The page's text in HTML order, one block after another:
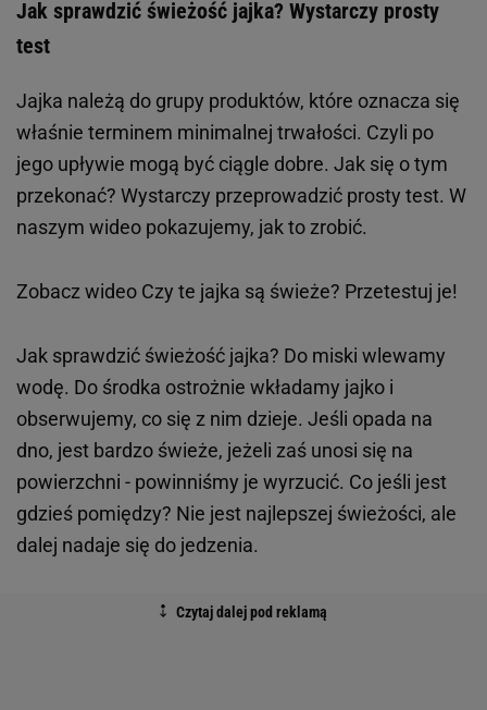
Jak sprawdzić świeżość jajka? Wystarczy prosty
test
Jajka należą do grupy produktów, które oznacza się
właśnie terminem minimalnej trwałości. Czyli po
jego upływie mogą być ciągle dobre. Jak się o tym
przekonać? Wystarczy przeprowadzić prosty test. W
naszym wideo pokazujemy, jak to zrobić.
Zobacz wideo Czy te jajka są świeże? Przetestuj je!
Jak sprawdzić świeżość jajka? Do miski wlewamy
wodę. Do środka ostrożnie wkładamy jajko i
obserwujemy, co się z nim dzieje. Jeśli opada na
dno, jest bardzo świeże, jeżeli zaś unosi się na
powierzchni - powinniśmy je wyrzucić. Co jeśli jest
gdzieś pomiędzy? Nie jest najlepszej świeżości, ale
dalej nadaje się do jedzenia.